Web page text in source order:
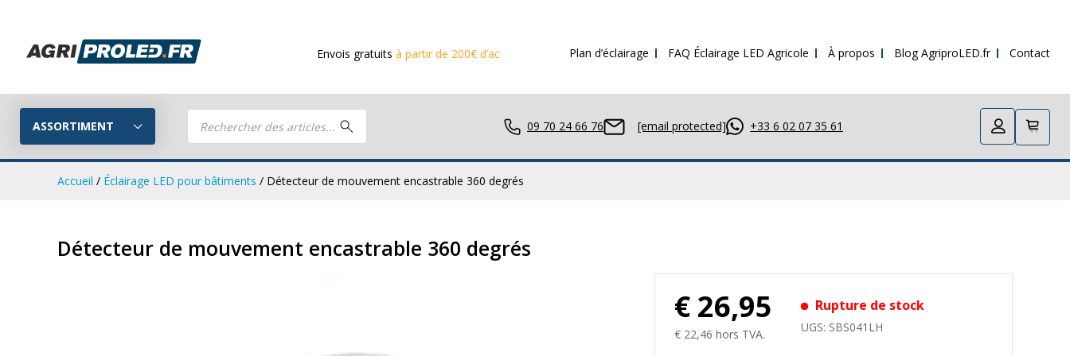
Envois gratuitsà partir de 200€ d’achat Plan d’éclairage FAQ Éclairage LED Agricole À propos Blog AgriproLED.fr Contact
ASSORTIMENT
Recherche
produits
09 70 24 66 76 [email protected] +33 6 02 07 35 61
Guide LED
Composez votre propre kit LED
Phares de travail LED
CRAWER
Accueil / Éclairage LED pour bâtiments / Détecteur de mouvement encastrable 360 degrés
Détecteur de mouvement encastrable 360 degrés
€ 26,95
€ 22,46 hors TVA.
Rupture de stock
UGS: SBS041LH